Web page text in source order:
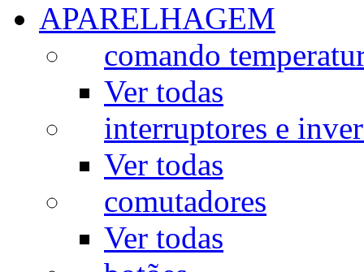
APARELHAGEM
comando
Ver todas
interruptores e
Ver todas
comutadores
Ver todas